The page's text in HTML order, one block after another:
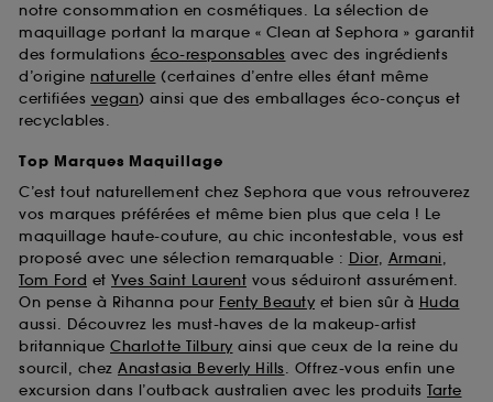
notre consommation en cosmétiques. La sélection de
maquillage portant la marque « Clean at Sephora » garantit
des formulations éco-responsables avec des ingrédients
d’origine naturelle (certaines d’entre elles étant même
certifiées vegan) ainsi que des emballages éco-conçus et
recyclables.
Top Marques Maquillage
C’est tout naturellement chez Sephora que vous retrouverez
vos marques préférées et même bien plus que cela ! Le
maquillage haute-couture, au chic incontestable, vous est
proposé avec une sélection remarquable : Dior, Armani,
Tom Ford et Yves Saint Laurent vous séduiront assurément.
On pense à Rihanna pour Fenty Beauty et bien sûr à Huda
aussi. Découvrez les must-haves de la makeup-artist
britannique Charlotte Tilbury ainsi que ceux de la reine du
sourcil, chez Anastasia Beverly Hills. Offrez-vous enfin une
excursion dans l’outback australien avec les produits Tarte